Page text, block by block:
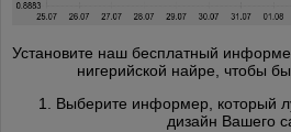
Установите наш бесплатный
нигерийской найре, чтобы
1. Выберите информер, который
дизайн Вашего